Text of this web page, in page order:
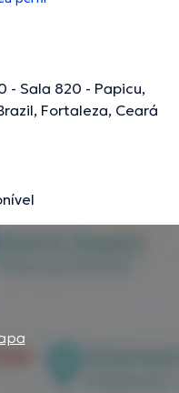
- Sala 820 - Papicu,
Fortaleza, Ceará